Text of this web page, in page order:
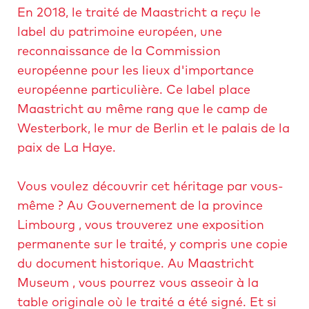
p
l
a
c
e
-
i
n
é
r
e
u
r
-
a
t
r
i
c
h
m
a
r
k
e
t
i
n
En 2018, le traité de Maastricht a reçu le
label du patrimoine européen, une
reconnaissance de la Commission
européenne pour les lieux d'importance
européenne particulière. Ce label place
Maastricht au même rang que le camp de
Westerbork, le mur de Berlin et le palais de la
paix de La Haye.
Vous voulez découvrir cet héritage par vous-
même ? Au Gouvernement de la province
Limbourg , vous trouverez une exposition
permanente sur le traité, y compris une copie
du document historique. Au Maastricht
Museum , vous pourrez vous asseoir à la
table originale où le traité a été signé. Et si